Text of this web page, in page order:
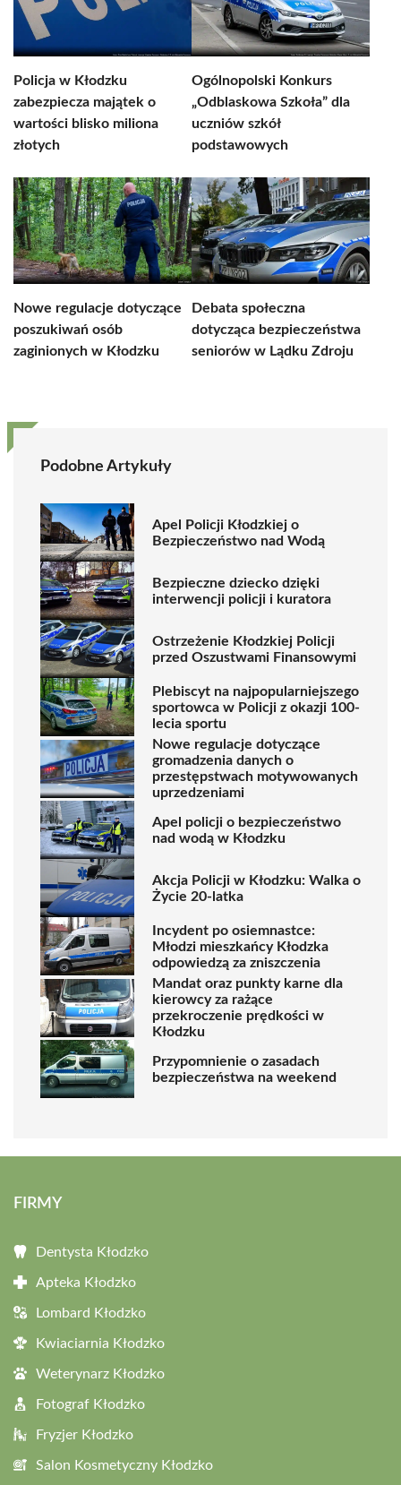
Policja w Kłodzku
zabezpiecza majątek o
wartości blisko miliona
złotych
Ogólnopolski Konkurs
„Odblaskowa Szkoła” dla
uczniów szkół
podstawowych
Nowe regulacje dotyczące
poszukiwań osób
zaginionych w Kłodzku
Debata społeczna
dotycząca bezpieczeństwa
seniorów w Lądku Zdroju
Podobne Artykuły
Apel Policji Kłodzkiej o
Bezpieczeństwo nad Wodą
Bezpieczne dziecko dzięki
interwencji policji i kuratora
Ostrzeżenie Kłodzkiej Policji
przed Oszustwami Finansowymi
Plebiscyt na najpopularniejszego
sportowca w Policji z okazji 100-
lecia sportu
Nowe regulacje dotyczące
gromadzenia danych o
przestępstwach motywowanych
uprzedzeniami
Apel policji o bezpieczeństwo
nad wodą w Kłodzku
Akcja Policji w Kłodzku: Walka o
Życie 20-latka
Incydent po osiemnastce:
Młodzi mieszkańcy Kłodzka
odpowiedzą za zniszczenia
Mandat oraz punkty karne dla
kierowcy za rażące
przekroczenie prędkości w
Kłodzku
Przypomnienie o zasadach
bezpieczeństwa na weekend
FIRMY
Dentysta Kłodzko
Apteka Kłodzko
Lombard Kłodzko
Kwiaciarnia Kłodzko
Weterynarz Kłodzko
Fotograf Kłodzko
Fryzjer Kłodzko
Salon Kosmetyczny Kłodzko